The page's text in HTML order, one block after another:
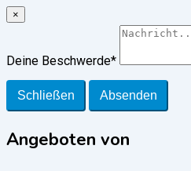
×
Deine Beschwerde*
Schließen Absenden
Angeboten von